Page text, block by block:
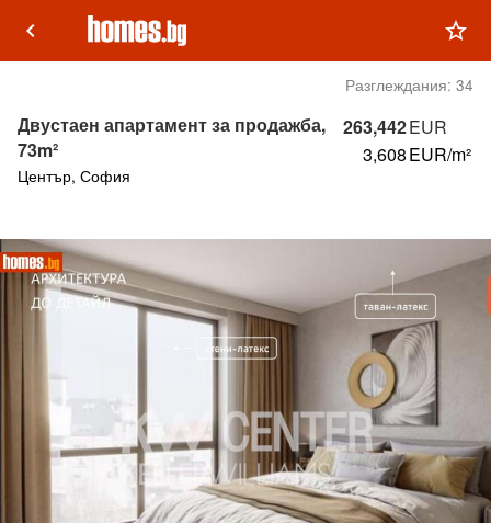
keyboard_arrow_left star_outline
Разглеждания: 34
263,442EUR
3,608EUR/m²
Двустаен апартамент за продажба,
73m²
Център, София